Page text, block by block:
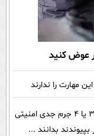
مهارت را ندارند
گفته‌های یک روحانی تندرو و ردپای بیش از ۳ یا ۴ جرم جدی امنیتی